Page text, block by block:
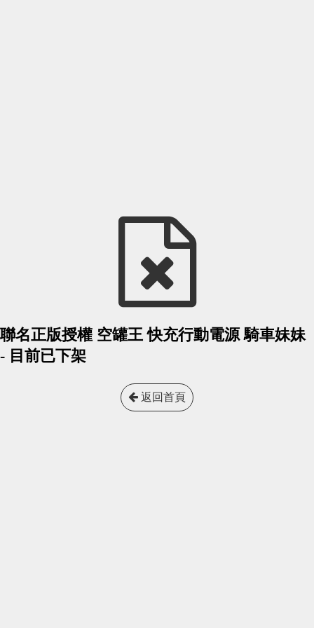
聯名正版授權 空罐王 快充行動電源 騎車妹妹
- 目前已下架
返回首頁